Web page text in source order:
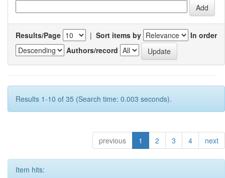
Results/Page | Sort items by
In order
Authors/record
Results 1-10 of 35 (Search time: 0.003 seconds).
previous 1 2 3 4 next
Item hits: